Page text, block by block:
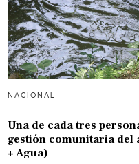
NACIONAL
Una de cada tres
gestión comunitaria del
+ Agua)